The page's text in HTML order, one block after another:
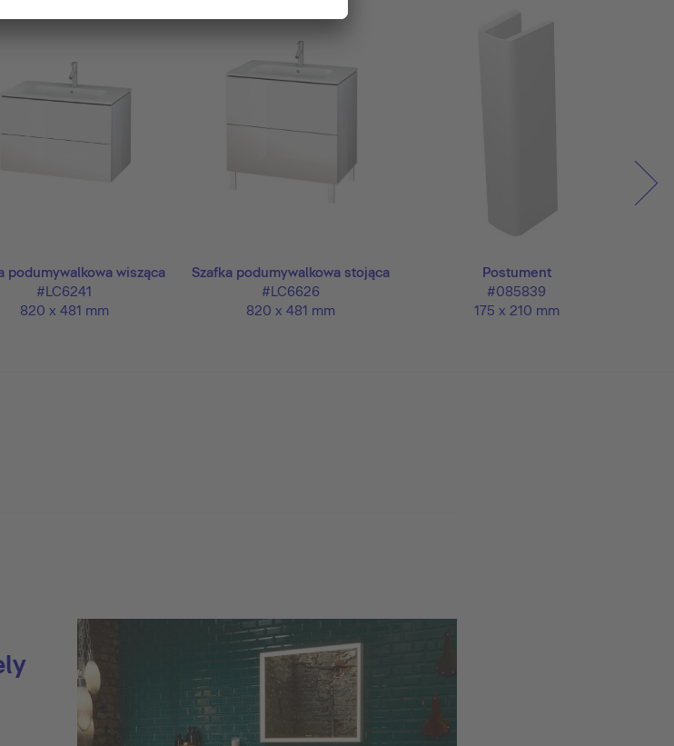
podumywalkowa wisząca
#LC6241
820 x 481 mm
Szafka podumywalkowa stojąca
#LC6626
820 x 481 mm
Postument
#085839
175 x 210 mm